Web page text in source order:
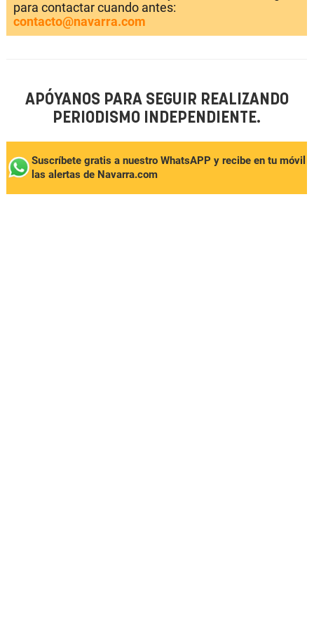
para contactar cuando antes:
contacto@navarra.com
APÓYANOS PARA SEGUIR REALIZANDO
PERIODISMO INDEPENDIENTE.
Suscríbete gratis a nuestro WhatsAPP y recibe en tu móvil
las alertas de Navarra.com